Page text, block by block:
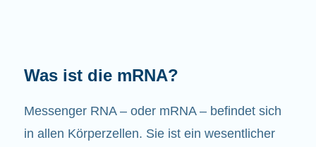
Welche Aufgaben hat die mRNA?
Wie der Name schon sagt, ist die mRNA ein
Bote. Sie interagiert mit anderen Komponenten